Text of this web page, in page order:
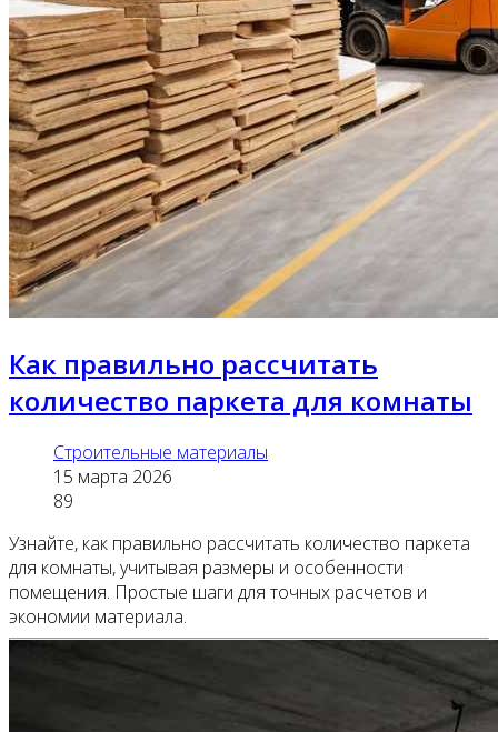
Как правильно рассчитать
количество паркета для комнаты
Строительные материалы
15 марта 2026
89
Узнайте, как правильно рассчитать количество паркета
для комнаты, учитывая размеры и особенности
помещения. Простые шаги для точных расчетов и
экономии материала.